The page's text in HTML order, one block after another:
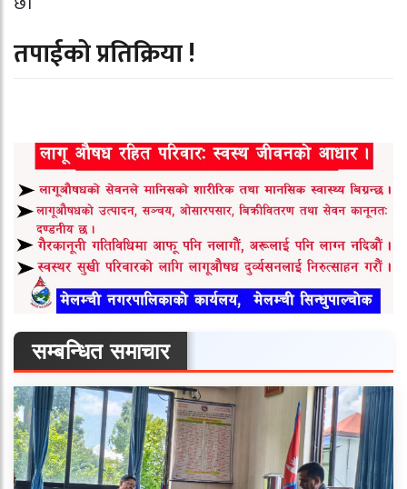
तपाईको प्रतिक्रिया !
सम्बन्धित समाचार